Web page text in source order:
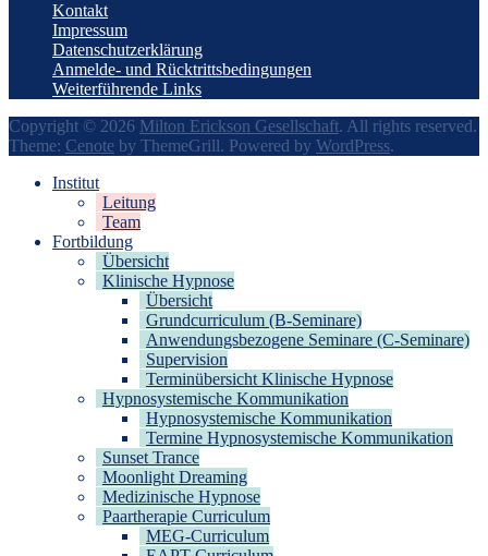
Kontakt
Impressum
Datenschutzerklärung
Anmelde- und Rücktrittsbedingungen
Weiterführende Links
Copyright © 2026 Milton Erickson Gesellschaft. All rights reserved.
Theme: Cenote by ThemeGrill. Powered by WordPress.
Institut
Leitung
Team
Fortbildung
Übersicht
Klinische Hypnose
Übersicht
Grundcurriculum (B-Seminare)
Anwendungsbezogene Seminare (C-Seminare)
Supervision
Terminübersicht Klinische Hypnose
Hypnosystemische Kommunikation
Hypnosystemische Kommunikation
Termine Hypnosystemische Kommunikation
Sunset Trance
Moonlight Dreaming
Medizinische Hypnose
Paartherapie Curriculum
MEG-Curriculum